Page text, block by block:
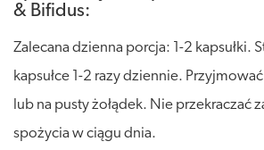
& Bifidus:
Zalecana dzienna porcja: 1-2 kapsułki.
kapsułce 1-2 razy dziennie.
lub na pusty żołądek. Nie przekraczać
spożycia w ciągu dnia.